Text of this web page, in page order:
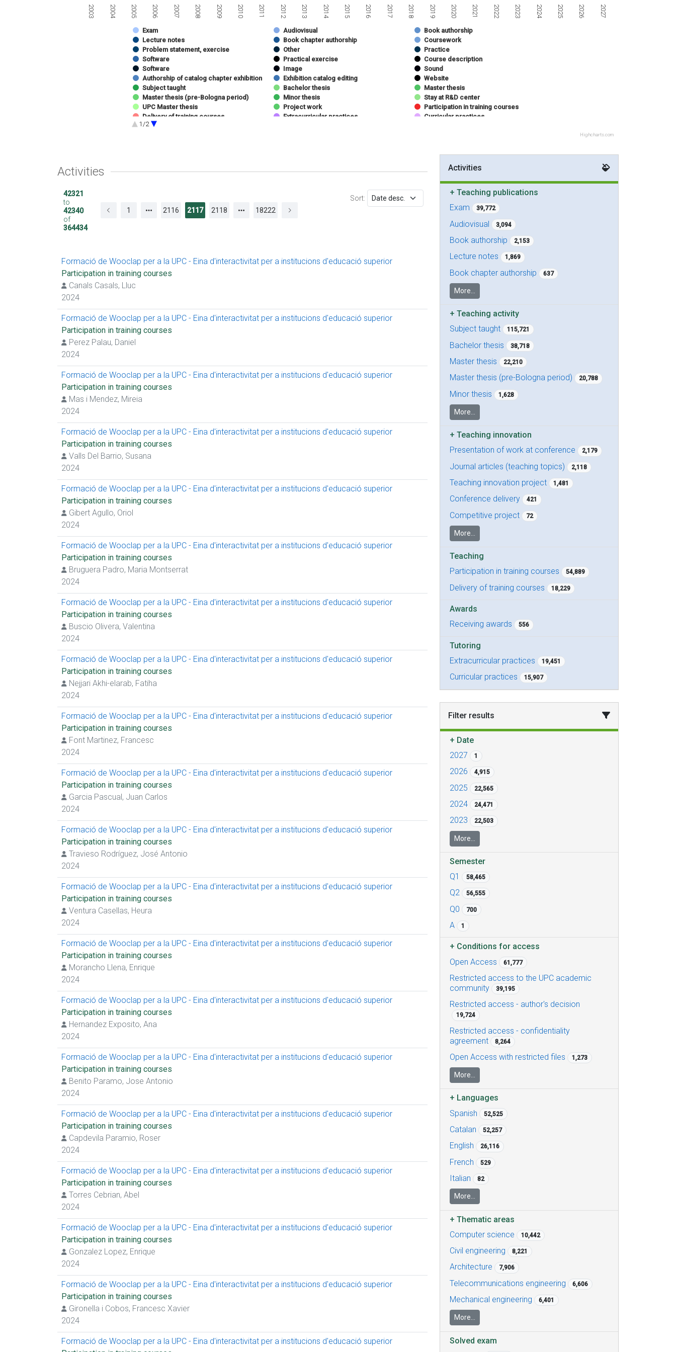
Exam Audiovisual
Book authorship
Lecture notes
Book chapter authorship
Coursework
Problem statement, exercise
Other
Practice
Software
Practical exercise
Course description
Software
Image
Sound
Authorship of catalog chapter exhibition
Exhibition catalog editing
Website
Subject taught
Bachelor thesis Master thesis
Master thesis (pre-Bologna period) Minor thesis
Stay at R&D center
UPC Master thesis
Project work
Participation in training courses
Delivery of training courses
Extracurricular practices
Curricular practices
Presentation of work at conference
1/2
2003 2004 2005 2006 2007 2008 2009 2010 2011 2012 2013 2014 2015 2016 2017 2018 2019 2020 2021 2022 2023 2024 2025 2026 2027
Highcharts.com
Activities
42321
to
42340
of
364434
1 2116 2117 2118 18222
Sort:
Formació de Wooclap per a la UPC - Eina d'interactivitat per a institucions d'educació superior
Participation in training courses
Canals Casals, Lluc
2024
Formació de Wooclap per a la UPC - Eina d'interactivitat per a institucions d'educació superior
Participation in training courses
Perez Palau, Daniel
2024
Formació de Wooclap per a la UPC - Eina d'interactivitat per a institucions d'educació superior
Participation in training courses
Mas i Mendez, Mireia
2024
Formació de Wooclap per a la UPC - Eina d'interactivitat per a institucions d'educació superior
Participation in training courses
Valls Del Barrio, Susana
2024
Formació de Wooclap per a la UPC - Eina d'interactivitat per a institucions d'educació superior
Participation in training courses
Gibert Agullo, Oriol
2024
Formació de Wooclap per a la UPC - Eina d'interactivitat per a institucions d'educació superior
Participation in training courses
Bruguera Padro, Maria Montserrat
2024
Formació de Wooclap per a la UPC - Eina d'interactivitat per a institucions d'educació superior
Participation in training courses
Buscio Olivera, Valentina
2024
Formació de Wooclap per a la UPC - Eina d'interactivitat per a institucions d'educació superior
Participation in training courses
Nejjari Akhi-elarab, Fatiha
2024
Formació de Wooclap per a la UPC - Eina d'interactivitat per a institucions d'educació superior
Participation in training courses
Font Martinez, Francesc
2024
Formació de Wooclap per a la UPC - Eina d'interactivitat per a institucions d'educació superior
Participation in training courses
Garcia Pascual, Juan Carlos
2024
Formació de Wooclap per a la UPC - Eina d'interactivitat per a institucions d'educació superior
Participation in training courses
Travieso Rodríguez, José Antonio
2024
Formació de Wooclap per a la UPC - Eina d'interactivitat per a institucions d'educació superior
Participation in training courses
Ventura Casellas, Heura
2024
Formació de Wooclap per a la UPC - Eina d'interactivitat per a institucions d'educació superior
Participation in training courses
Morancho Llena, Enrique
2024
Formació de Wooclap per a la UPC - Eina d'interactivitat per a institucions d'educació superior
Participation in training courses
Hernandez Exposito, Ana
2024
Formació de Wooclap per a la UPC - Eina d'interactivitat per a institucions d'educació superior
Participation in training courses
Benito Paramo, Jose Antonio
2024
Formació de Wooclap per a la UPC - Eina d'interactivitat per a institucions d'educació superior
Participation in training courses
Capdevila Paramio, Roser
2024
Formació de Wooclap per a la UPC - Eina d'interactivitat per a institucions d'educació superior
Participation in training courses
Torres Cebrian, Abel
2024
Formació de Wooclap per a la UPC - Eina d'interactivitat per a institucions d'educació superior
Participation in training courses
Gonzalez Lopez, Enrique
2024
Formació de Wooclap per a la UPC - Eina d'interactivitat per a institucions d'educació superior
Participation in training courses
Gironella i Cobos, Francesc Xavier
2024
Formació de Wooclap per a la UPC - Eina d'interactivitat per a institucions d'educació superior
Activities
+Teaching publications
Exam
39,772
Audiovisual 3,094
Book authorship 2,153
Lecture notes 1,869
Book chapter authorship 637
More...
+Teaching activity
Subject taught
115,721
Bachelor thesis 38,718
Master thesis 22,210
Master thesis (pre-Bologna period) 20,788
Minor thesis 1,628
More...
+Teaching innovation
Presentation of work at conference
2,179
Journal articles (teaching topics) 2,118
Teaching innovation project 1,481
Conference delivery 421
Competitive project 72
More...
Teaching
Participation in training courses
54,889
Delivery of training courses 18,229
Awards
Receiving awards
556
Tutoring
Extracurricular practices
19,451
Curricular practices 15,907
Filter results
+ Date
2027
1
2026 4,915
2025 22,565
2024 24,471
2023 22,503
More...
Semester
Q1
58,465
Q2 56,555
Q0 700
A 1
+ Conditions for access
Open Access
61,777
Restricted access to the UPC academic
community
39,195
Restricted access - author's decision
19,724
Restricted access - confidentiality
agreement
8,264
Open Access with restricted files 1,273
More...
+ Languages
Spanish
52,525
Catalan 52,257
English 26,116
French 529
Italian 82
More...
+Thematic areas
Computer science
10,442
Civil engineering 8,221
Architecture 7,906
Telecommunications engineering 6,606
Mechanical engineering 6,401
More...
Solved exam